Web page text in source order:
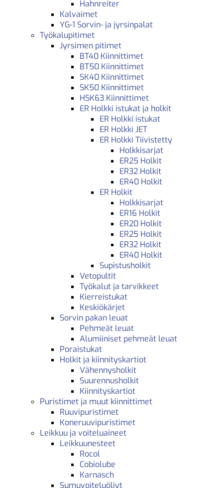
Hahnreiter
Kalvaimet
YG-1 Sorvin- ja jyrsinpalat
Työkalupitimet
Jyrsimen pitimet
BT40 Kiinnittimet
BT50 Kiinnittimet
SK40 Kiinnittimet
SK50 Kiinnittimet
HSK63 Kiinnittimet
ER Holkki istukat ja holkit
ER Holkki istukat
ER Holkki JET
ER Holkki Tiivistetty
Holkkisarjat
ER25 Holkit
ER32 Holkit
ER40 Holkit
ER Holkit
Holkkisarjat
ER16 Holkit
ER20 Holkit
ER25 Holkit
ER32 Holkit
ER40 Holkit
Supistusholkit
Vetopultit
Työkalut ja tarvikkeet
Kierreistukat
Keskiökärjet
Sorvin pakan leuat
Pehmeät leuat
Alumiiniset pehmeät leuat
Poraistukat
Holkit ja kiinnityskartiot
Vähennysholkit
Suurennusholkit
Kiinnityskartiot
Puristimet ja muut kiinnittimet
Ruuvipuristimet
Koneruuvipuristimet
Leikkuu ja voiteluaineet
Leikkuunesteet
Rocol
Cobiolube
Karnasch
Sumuvoiteluöljyt